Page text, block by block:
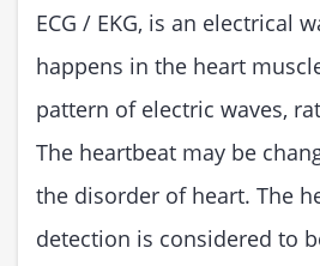
ECG / EKG, is an electrical
happens in the heart
pattern of electric waves,
The heartbeat may be
the disorder of heart. The
detection is considered to